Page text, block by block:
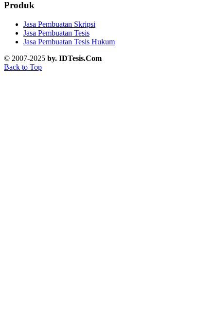
Produk
Jasa Pembuatan Skripsi
Jasa Pembuatan Tesis
Jasa Pembuatan Tesis Hukum
© 2007-2025 by. IDTesis.Com
Back to Top